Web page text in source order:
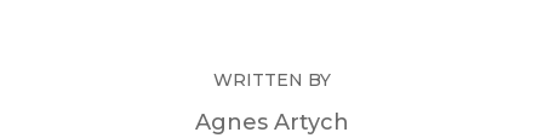
WRITTEN BY
Agnes Artych